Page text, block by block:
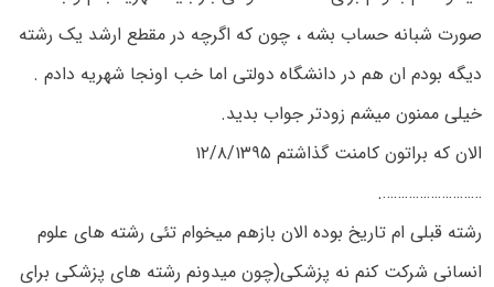
صورت شبانه حساب بشه ، چون که اگرچه در مقطع ارشد یک رشته
دیگه بودم ان هم در دانشگاه دولتی اما خب اونجا شهریه دادم .
خیلی ممنون میشم زودتر جواب بدید.
الان که براتون کامنت گذاشتم ۱۲/۸/۱۳۹۵
……………………….
رشته قبلی ام تاریخ بوده الان بازهم میخوام تئی رشته های علوم
انسانی شرکت کنم نه پزشکی(چون میدونم رشته های پزشکی برای